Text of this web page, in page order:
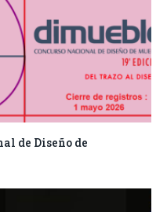
de Diseño de